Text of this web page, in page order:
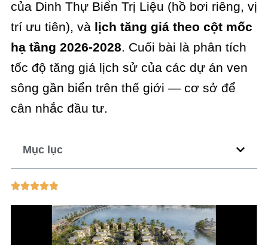
của Dinh Thự Biển Trị Liệu (hồ bơi riêng, vị
trí ưu tiên), và lịch tăng giá theo cột mốc
hạ tầng 2026-2028. Cuối bài là phân tích
tốc độ tăng giá lịch sử của các dự án ven
sông gần biển trên thế giới — cơ sở để
cân nhắc đầu tư.
Mục lục